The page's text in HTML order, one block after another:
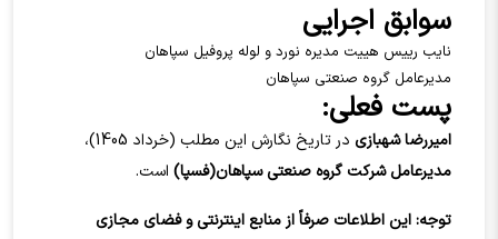
سوابق اجرایی
نایب رییس هییت مدیره نورد و لوله پروفیل سپاهان
مدیرعامل گروه صنعتی سپاهان
پست فعلی:
اميررضا شهبازي در تاریخ نگارش این مطلب (خرداد 1405)،
مدیرعاملشرکت گروه صنعتي سپاهان(فسپا) است.
توجه: این اطلاعات صرفاً از منابع اینترنتی و فضای مجازی